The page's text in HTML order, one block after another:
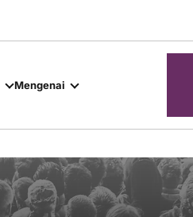
Mengenai